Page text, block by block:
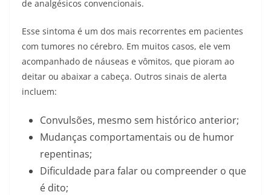
de analgésicos convencionais.
Esse sintoma é um dos mais recorrentes em pacientes
com tumores no cérebro. Em muitos casos, ele vem
acompanhado de náuseas e vômitos, que pioram ao
deitar ou abaixar a cabeça. Outros sinais de alerta
incluem:
Convulsões, mesmo sem histórico anterior;
Mudanças comportamentais ou de humor
repentinas;
Dificuldade para falar ou compreender o que
é dito;